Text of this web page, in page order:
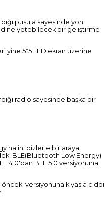
pusula sayesinde yön
yetebilecek bir geliştirme
yine 5*5 LED ekran üzerine
radio sayesinde başka bir
halini bizlerle bir araya
BLE(Bluetooth Low Energy)
4.0'dan BLE 5.0 versiyonuna
önceki versiyonuna kıyasla ciddi